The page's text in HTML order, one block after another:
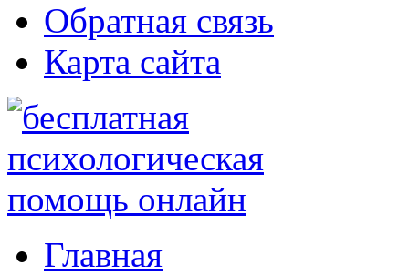
Обратная связь
Карта сайта
Главная